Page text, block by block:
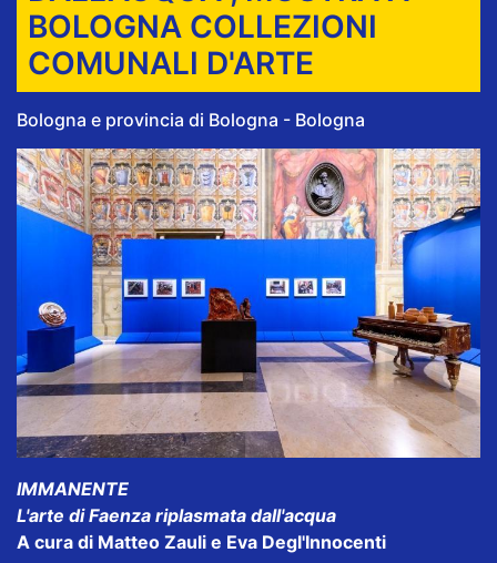
BOLOGNA COLLEZIONI
COMUNALI D'ARTE
Bologna e provincia di Bologna - Bologna
IMMANENTE
L'arte di Faenza riplasmata dall'acqua
A cura di Matteo Zauli e Eva Degl'Innocenti